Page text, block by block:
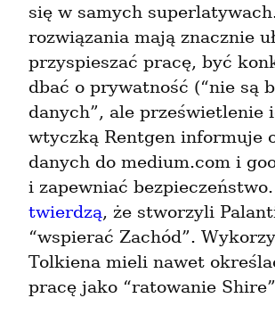
się w samych
rozwiązania mają znacznie
przyspieszać pracę, być
dbać o prywatność (“nie są
danych”, ale prześwietlenie
wtyczką Rentgen informuje
danych do medium.com i
i zapewniać bezpieczeństwo.
twierdzą, że stworzyli
“wspierać Zachód”.
Tolkiena mieli nawet
pracę jako “ratowanie